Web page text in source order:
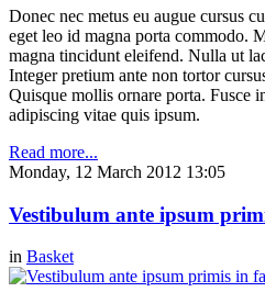
Donec nec metus eu augue cursus
eget leo id magna porta commodo.
magna tincidunt eleifend. Nulla ut
Integer pretium ante non tortor
Quisque mollis ornare porta. Fusce
adipiscing vitae quis ipsum.
Read more...
Monday, 12 March 2012 13:05
Vestibulum ante ipsum
in Basket